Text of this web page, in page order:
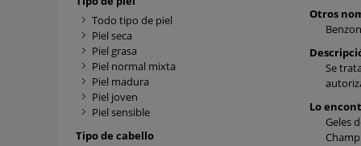
Otros
Se
Lo
Geles
Todo tipo de piel
Piel seca
Piel grasa
Piel normal mixta
Piel madura
Piel joven
Piel sensible
Tipo de cabello